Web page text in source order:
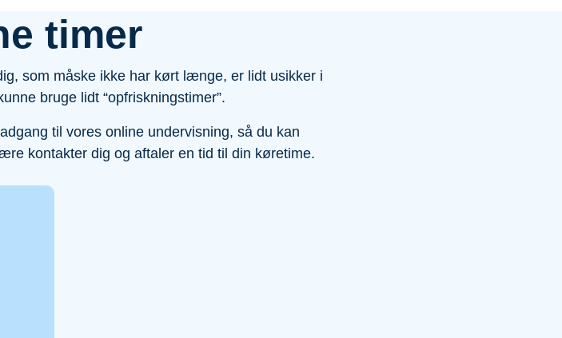
timer
som måske ikke har kørt længe, er lidt usikker i
bruge lidt “opfriskningstimer”.
til vores online undervisning, så du kan
kontakter dig og aftaler en tid til din køretime.